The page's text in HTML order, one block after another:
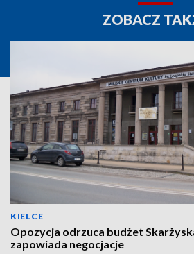
ZOBACZ
KIELCE
Opozycja odrzuca budżet
zapowiada negocjacje